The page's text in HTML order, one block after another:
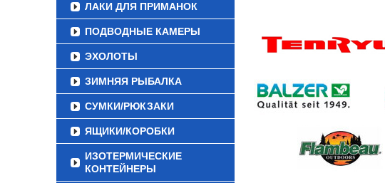
ЛАКИ ДЛЯ ПРИМАНОК
ПОДВОДНЫЕ КАМЕРЫ
ЭХОЛОТЫ
ЗИМНЯЯ РЫБАЛКА
СУМКИ/РЮКЗАКИ
ЯЩИКИ/КОРОБКИ
ИЗОТЕРМИЧЕСКИЕ
КОНТЕЙНЕРЫ